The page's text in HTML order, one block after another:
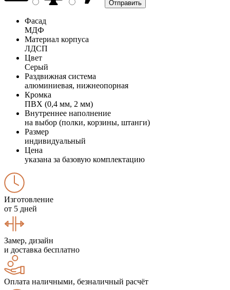
Фасад
МДФ
Материал корпуса
ЛДСП
Цвет
Серый
Раздвижная система
алюминиевая, нижнеопорная
Кромка
ПВХ (0,4 мм, 2 мм)
Внутреннее наполнение
на выбор (полки, корзины, штанги)
Размер
индивидуальный
Цена
указана за базовую комплектацию
Изготовление
от 5 дней
Замер, дизайн
и доставка бесплатно
Оплата наличными, безналичный расчёт